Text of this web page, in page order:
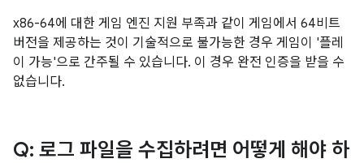
x86-64에 대한 게임 엔진 지원 부족과 같이 게임에서 64비트
버전을 제공하는 것이 기술적으로 불가능한 경우 게임이 '플레
이 가능'으로 간주될 수 있습니다. 이 경우 완전 인증을 받을 수
없습니다.
Q: 로그 파일을 수집하려면 어떻게 해야 하